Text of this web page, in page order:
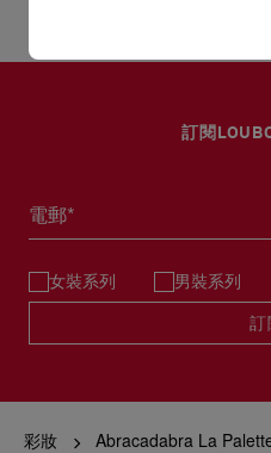
returns of perfumes due to
訂閱
電郵*
女裝系列 男裝系列
訂
彩妝 Abracadabra La